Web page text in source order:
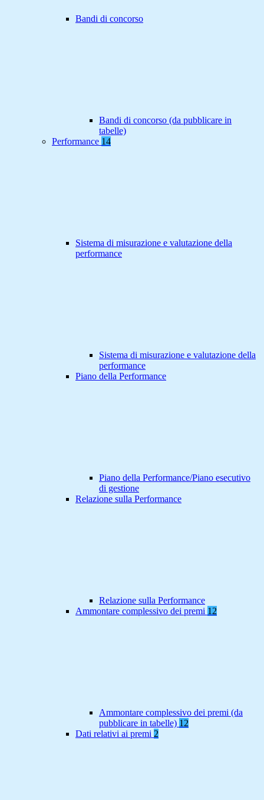
Bandi di concorso
Bandi di concorso (da pubblicare in
tabelle)
Performance 14
Sistema di misurazione e valutazione della
performance
Sistema di misurazione e valutazione della
performance
Piano della Performance
Piano della Performance/Piano esecutivo
di gestione
Relazione sulla Performance
Relazione sulla Performance
Ammontare complessivo dei premi 12
Ammontare complessivo dei premi (da
pubblicare in tabelle) 12
Dati relativi ai premi 2